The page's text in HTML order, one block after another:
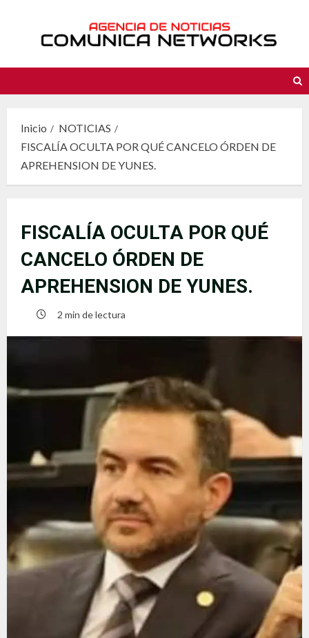
contenido
Inicio
NOTICIAS
FISCALÍA OCULTA POR QUÉ CANCELO ÓRDEN DE
APREHENSION DE YUNES.
FISCALÍA OCULTA POR QUÉ
CANCELO ÓRDEN DE
APREHENSION DE YUNES.
2 min de lectura